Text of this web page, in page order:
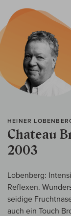
HEINER
Chateau
2003
Lobenberg:
Reflexen.
seidige
auch ein Touch